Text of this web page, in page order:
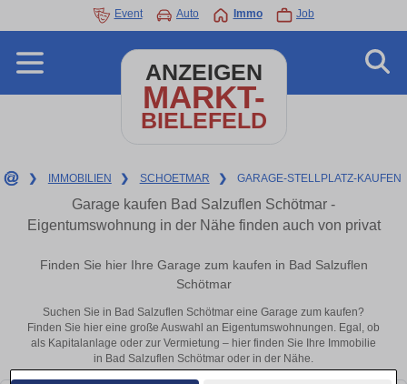
Event Auto Immo Job
ANZEIGEN
MARKT-
BIELEFELD
❯ IMMOBILIEN ❯ SCHOETMAR ❯ GARAGE-STELLPLATZ-KAUFEN
Garage kaufen Bad Salzuflen Schötmar -
Eigentumswohnung in der Nähe finden auch von privat
Finden Sie hier Ihre Garage zum kaufen in Bad Salzuflen
Schötmar
Suchen Sie in Bad Salzuflen Schötmar eine Garage zum kaufen?
Finden Sie hier eine große Auswahl an Eigentumswohnungen. Egal, ob
als Kapitalanlage oder zur Vermietung – hier finden Sie Ihre Immobilie
in Bad Salzuflen Schötmar oder in der Nähe.